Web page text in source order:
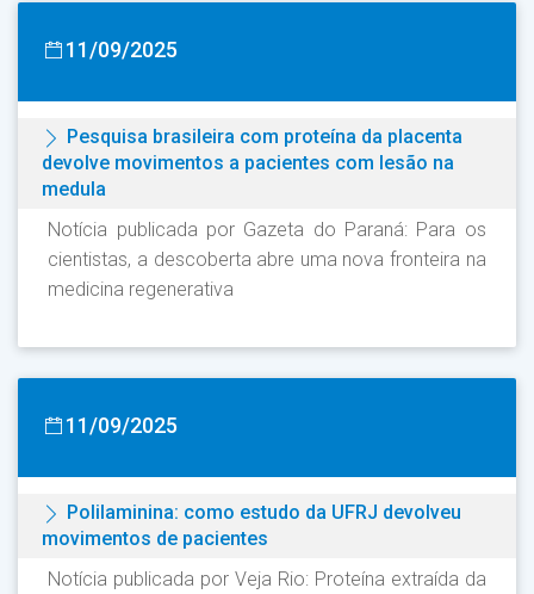
11/09/2025
Pesquisa brasileira com proteína da placenta
devolve movimentos a pacientes com lesão na
medula
Notícia publicada por Gazeta do Paraná: Para os
cientistas, a descoberta abre uma nova fronteira na
medicina regenerativa
11/09/2025
Polilaminina: como estudo da UFRJ devolveu
movimentos de pacientes
Notícia publicada por Veja Rio: Proteína extraída da